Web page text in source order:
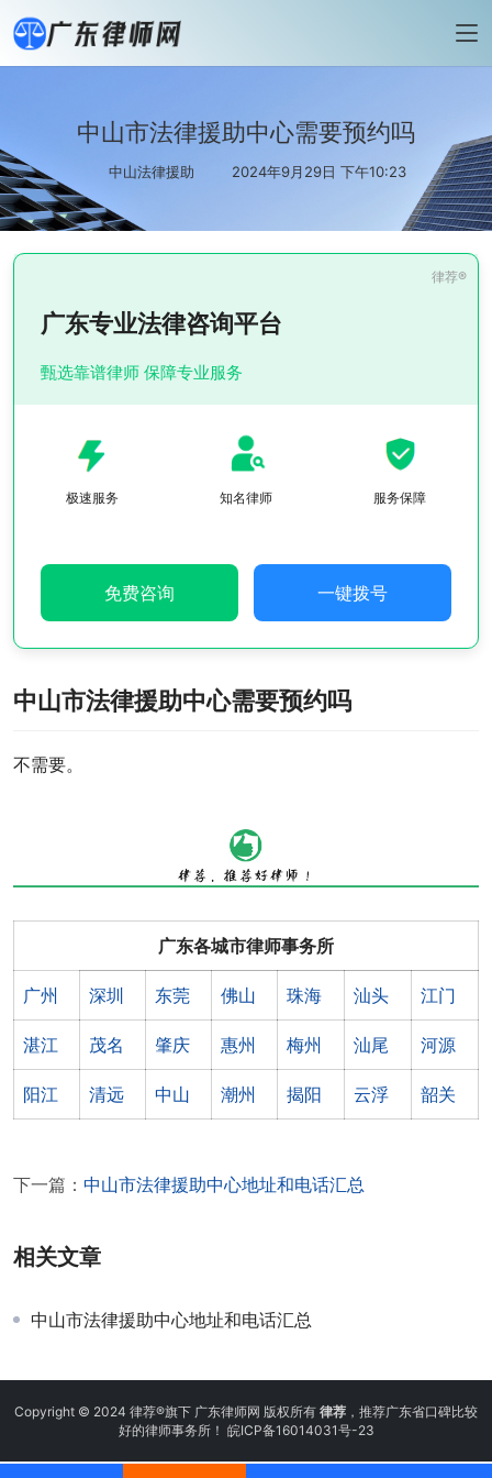
中山市法律援助中心需要预约吗
中山法律援助 2024年9月29日 下午10:23
广东专业法律咨询平台
甄选靠谱律师 保障专业服务
极速服务 知名律师 服务保障
免费咨询 一键拨号
中山市法律援助中心需要预约吗
不需要。
广东各城市律师事务所
广州 深圳 东莞 佛山 珠海 汕头 江门
湛江 茂名 肇庆 惠州 梅州 汕尾 河源
阳江 清远 中山 潮州 揭阳 云浮 韶关
下一篇： 中山市法律援助中心地址和电话汇总
相关文章
中山市法律援助中心地址和电话汇总
Copyright © 2024 律荐®旗下 广东律师网 版权所有 律荐 ，推荐广东省口碑比较
好的律师事务所！ 皖ICP备16014031号-23